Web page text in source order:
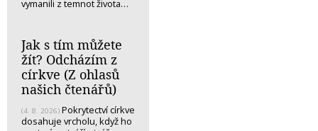
vymanili z temnot života…
Jak s tím můžete
žít? Odcházím z
církve (Z ohlasů
našich čtenářů)
(4. 8. 2026) Pokrytectví církve
dosahuje vrcholu, když ho